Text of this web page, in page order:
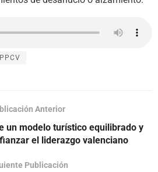
PPCV
Anterior
un modelo turístico equilibrado y
el liderazgo valenciano
Publicación